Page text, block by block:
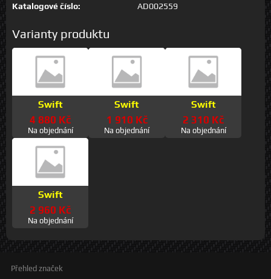
Katalogové číslo:
AD002559
Varianty produktu
Swift
4 880 Kč
Na objednání
Swift
1 910 Kč
Na objednání
Swift
2 310 Kč
Na objednání
Swift
2 960 Kč
Na objednání
Přehled značek